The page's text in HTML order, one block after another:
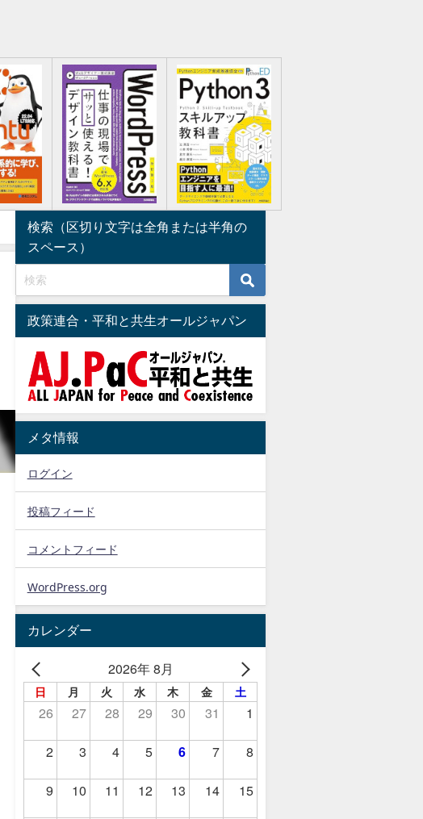
検索（区切り文字は全角または半角の
スペース）
政策連合・平和と共生オールジャパン
メタ情報
ログイン
投稿フィード
コメントフィード
WordPress.org
カレンダー
2026年 8月
日 月 火 水 木 金 土
26 27 28 29 30 31 1
2 3 4 5 6 7 8
9 10 11 12 13 14 15